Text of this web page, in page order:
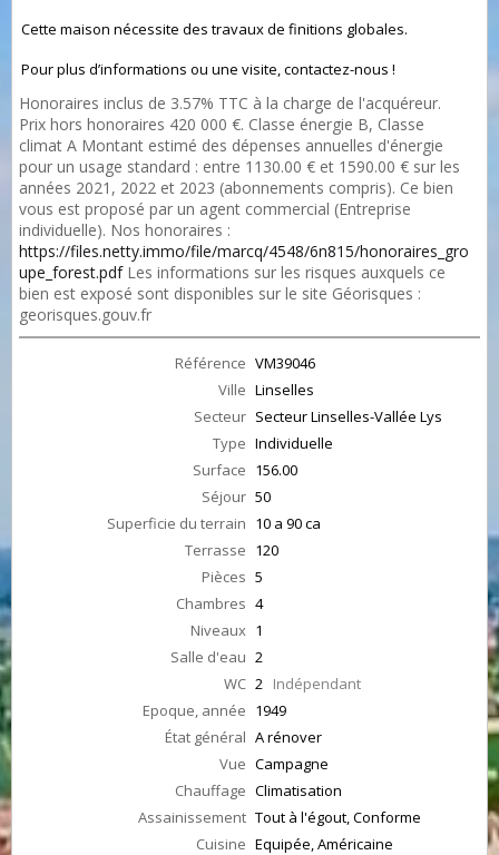
Cette maison nécessite des travaux de finitions globales.
Pour plus d’informations ou une visite, contactez-nous !
Honoraires inclus de 3.57% TTC à la charge de l'acquéreur.
Prix hors honoraires 420 000 €. Classe énergie B, Classe
climat A Montant estimé des dépenses annuelles d'énergie
pour un usage standard : entre 1130.00 € et 1590.00 € sur les
années 2021, 2022 et 2023 (abonnements compris). Ce bien
vous est proposé par un agent commercial (Entreprise
individuelle). Nos honoraires :
https://files.netty.immo/file/marcq/4548/6n815/honoraires_gro
upe_forest.pdfLes informations sur les risques auxquels ce
bien est exposé sont disponibles sur le site Géorisques :
georisques.gouv.fr
Référence VM39046
Ville Linselles
Secteur Secteur Linselles-Vallée Lys
Type Individuelle
Surface 156.00
Séjour 50
Superficie du terrain 10 a 90 ca
Terrasse 120
Pièces 5
Chambres 4
Niveaux 1
Salle d'eau 2
WC 2 Indépendant
Epoque, année 1949
État général A rénover
Vue Campagne
Chauffage Climatisation
Assainissement Tout à l'égout, Conforme
Cuisine Equipée, Américaine